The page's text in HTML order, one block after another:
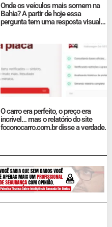
Onde os veículos mais somem na
Bahia? A partir de hoje essa
pergunta tem uma resposta visual…
O carro era perfeito, o preço era
incrível… mas o relatório do site
foconocarro.com.br disse a verdade.